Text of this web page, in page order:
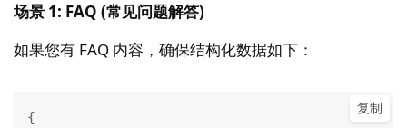
场景 1: FAQ (常见问题解答)
如果您有 FAQ 内容，确保结构化数据如下：
复制
{